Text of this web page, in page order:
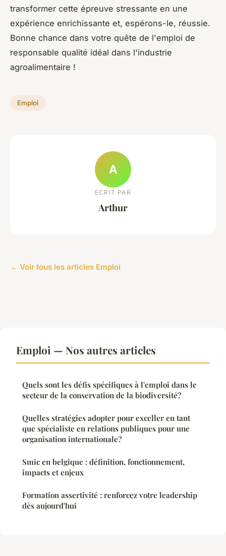
transformer cette épreuve stressante en une
expérience enrichissante et, espérons-le, réussie.
Bonne chance dans votre quête de l'emploi de
responsable qualité idéal dans l'industrie
agroalimentaire !
Emploi
A
ECRIT PAR
Arthur
← Voir tous les articles Emploi
Emploi — Nos autres articles
Quels sont les défis spécifiques à l'emploi dans le
secteur de la conservation de la biodiversité?
Quelles stratégies adopter pour exceller en tant
que spécialiste en relations publiques pour une
organisation internationale?
Smic en belgique : définition, fonctionnement,
impacts et enjeux
Formation assertivité : renforcez votre leadership
dès aujourd'hui